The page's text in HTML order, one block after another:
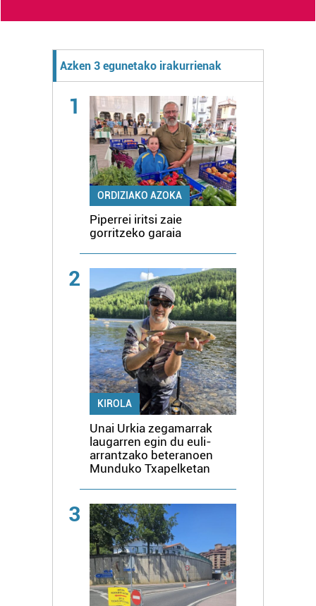
Azken 3 egunetako irakurrienak
1
ORDIZIAKO AZOKA
Piperrei iritsi zaie
gorritzeko garaia
2
KIROLA
Unai Urkia zegamarrak
laugarren egin du euli-
arrantzako beteranoen
Munduko Txapelketan
3